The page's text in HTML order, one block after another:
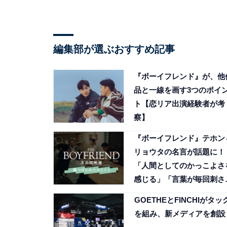
編集部が選ぶおすすめ記事
『ボーイフレンド』が、他
品と一線を画す3つのポイ
ト【恋リア出演経験者が考
察】
『ボーイフレンド』テホン
リョウタの名言が話題に！
「人間としてのかっこよさ
感じる」「言葉が毎回刺さ
GOETHEとFINCHIがタッ
を組み、新メディアを創設